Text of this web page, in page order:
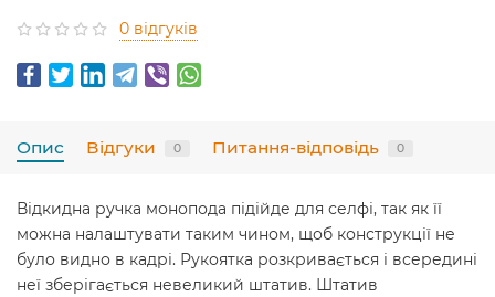
0 відгуків
Опис Відгуки 0 Питання-відповідь 0
Відкидна ручка монопода підійде для селфі, так як її
можна налаштувати таким чином, щоб конструкції не
було видно в кадрі. Рукоятка розкривається і всередині
неї зберігається невеликий штатив. Штатив